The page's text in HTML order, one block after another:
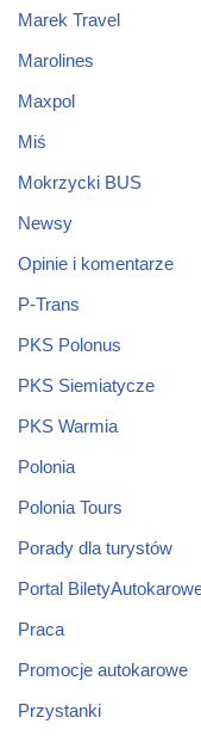
Marek Travel
Marolines
Maxpol
Miś
Mokrzycki BUS
Newsy
Opinie i komentarze
P-Trans
PKS Polonus
PKS Siemiatycze
PKS Warmia
Polonia
Polonia Tours
Porady dla turystów
Portal
Praca
Promocje autokarowe
Przystanki